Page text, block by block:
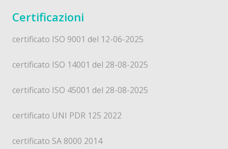
Certificazioni
certificato ISO 9001 del 12-06-2025
certificato ISO 14001 del 28-08-2025
certificato ISO 45001 del 28-08-2025
certificato UNI PDR 125 2022
certificato SA 8000 2014